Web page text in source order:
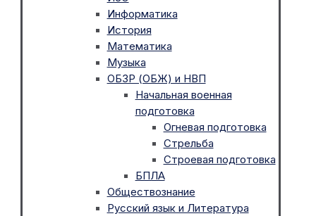
Информатика
История
Математика
Музыка
ОБЗР (ОБЖ) и НВП
Начальная военная
подготовка
Огневая подготовка
Стрельба
Строевая подготовка
БПЛА
Обществознание
Русский язык и Литература